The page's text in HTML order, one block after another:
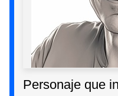
Personaje que